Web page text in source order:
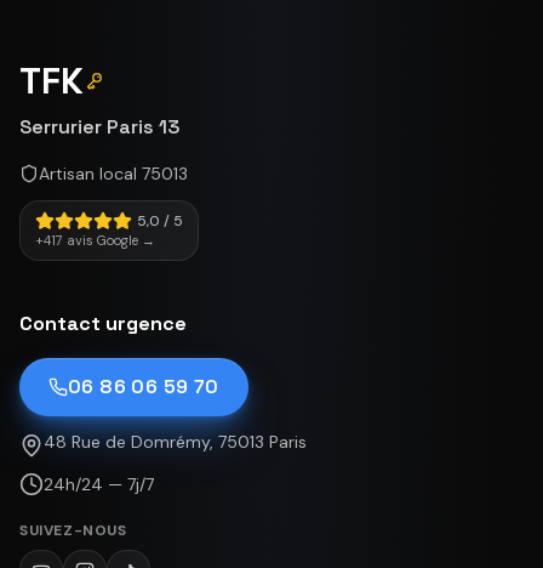
TFK
Serrurier Paris 13
Artisan local 75013
5,0 / 5
+417 avis Google →
Contact urgence
06 86 06 59 70
48 Rue de Domrémy, 75013 Paris
24h/24 — 7j/7
SUIVEZ-NOUS